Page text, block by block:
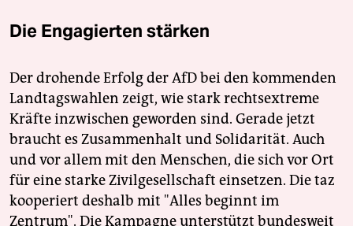
Die Engagierten stärken
Der drohende Erfolg der AfD bei den kommenden
Landtagswahlen zeigt, wie stark rechtsextreme
Kräfte inzwischen geworden sind. Gerade jetzt
braucht es Zusammenhalt und Solidarität. Auch
und vor allem mit den Menschen, die sich vor Ort
für eine starke Zivilgesellschaft einsetzen. Die taz
kooperiert deshalb mit "Alles beginnt im
Zentrum". Die Kampagne unterstützt bundesweit